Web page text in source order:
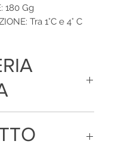
180 Gg
Tra 1°C e 4° C
e spezie